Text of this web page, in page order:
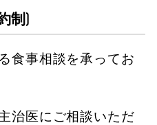
制)
食事相談を承ってお
治医にご相談いただ